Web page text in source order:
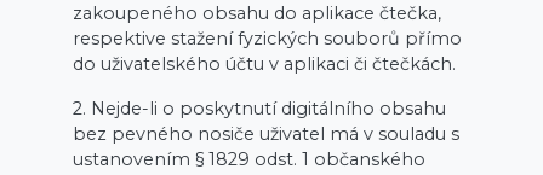
zakoupeného obsahu do aplikace čtečka,
respektive stažení fyzických souborů přímo
do uživatelského účtu v aplikaci či čtečkách.
2. Nejde-li o poskytnutí digitálního obsahu
bez pevného nosiče uživatel má v souladu s
ustanovením § 1829 odst. 1 občanského